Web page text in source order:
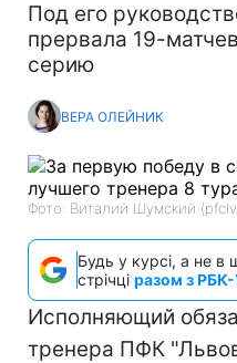
Под его
прервала 19-
серию
ВЕРА ОЛЕЙНИК
Фото: Виталий Шумский
Будь у курсі, а не в
стрічці разом з РБК-
Исполняющий
тренера ПФК